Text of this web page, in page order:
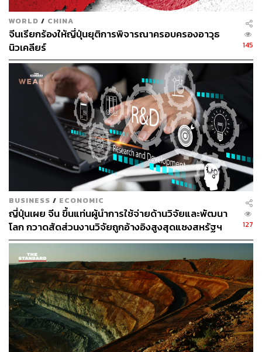
WORLD / CHINA
จีนเรียกร้องให้ญี่ปุ่นยุติการพิจารณาครอบครองอาวุธ
นิวเคลียร์
145
BUSINESS / ECONOMIC
ญี่ปุ่นเผย จีน ขึ้นแท่นผู้นำการใช้จ่ายด้านวิจัยและพัฒนา
โลก กวาดสัดส่วนงานวิจัยถูกอ้างอิงสูงสุดแซงสหรัฐฯ
127